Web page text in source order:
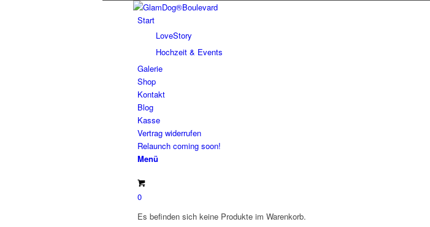
Start
LoveStory
Hochzeit & Events
Galerie
Shop
Kontakt
Blog
Kasse
Vertrag widerrufen
Relaunch coming soon!
Menü
0
Es befinden sich keine Produkte im Warenkorb.